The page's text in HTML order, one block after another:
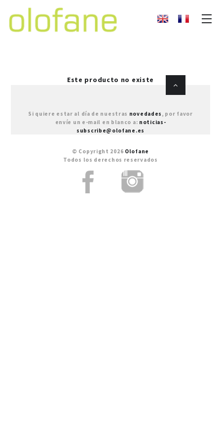
Este producto no existe
Si quiere estar al día de nuestras novedades , por favor
envíe un e-mail en blanco a: noticias-
subscribe@olofane.es
© Copyright 2026 Olofane
Todos los derechos reservados